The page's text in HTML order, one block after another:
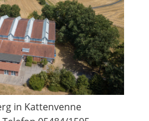
in Kattenvenne